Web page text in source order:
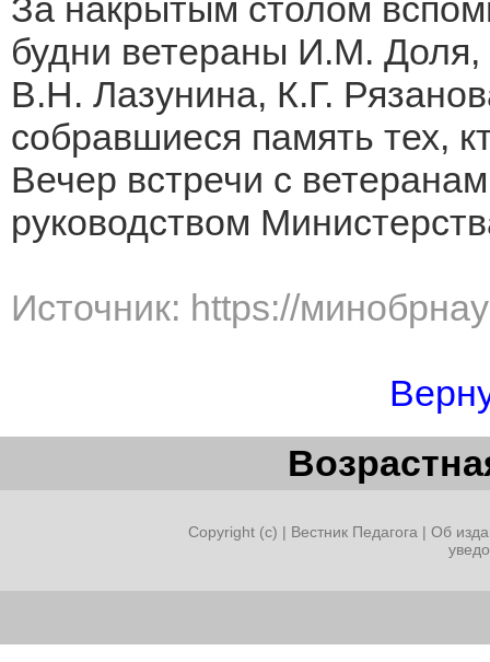
За накрытым столом
будни ветераны И.М.
В.Н. Лазунина, К.Г.
собравшиеся память тех,
Вечер встречи с
руководством
Источник: https://
Copyright (c) | Вестник Педагога | Об